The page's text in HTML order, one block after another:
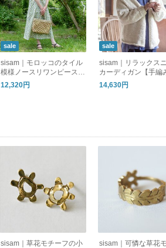
sale
sisam｜モロッコのタイル
模様ノースリワンピース
【ノースリーブ】【涼しい
ロング丈】【オーガニック
12,320円
sale
sisam｜リラックス
カーディガン【手編
【羽織り】【ウール】
14,630円
sisam｜草花モチーフの小
sisam｜可憐な草花